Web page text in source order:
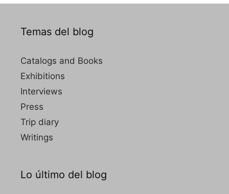
Temas del blog
Catalogs and Books
Exhibitions
Interviews
Press
Trip diary
Writings
Lo último del blog